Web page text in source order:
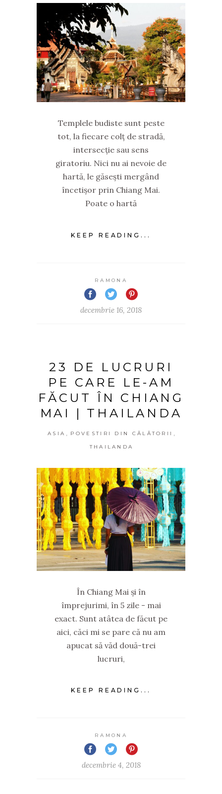
Templele budiste sunt peste
tot, la fiecare colț de stradă,
intersecție sau sens
giratoriu. Nici nu ai nevoie de
hartă, le găsești mergând
încetișor prin Chiang Mai.
Poate o hartă
KEEP READING...
RAMONA
decembrie 16, 2018
23 DE LUCRURI
PE CARE LE-AM
FĂCUT ÎN CHIANG
MAI | THAILANDA
ASIA POVESTIRI DIN CĂLĂTORII
THAILANDA
În Chiang Mai și în
împrejurimi, în 5 zile - mai
exact. Sunt atâtea de făcut pe
aici, căci mi se pare că nu am
apucat să văd două-trei
lucruri,
KEEP READING...
RAMONA
decembrie 4, 2018